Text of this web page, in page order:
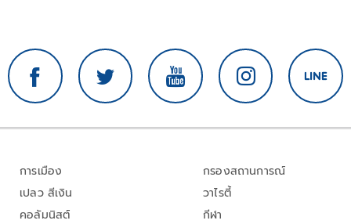
การเมือง
เปลว สีเงิน
คอลัมนิสต์
กรองสถานการณ์
วาไรตี้
กีฬา